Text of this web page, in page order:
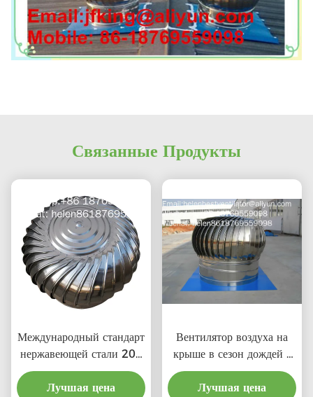
Связанные Продукты
Международный стандарт
нержавеющей стали 201
LC-BEST 500 мм
ветровой турбины крыши
Лучшая цена
Вентилятор воздуха на
крыше в сезон дождей с
ценой материальной
выгоды
Лучшая цена